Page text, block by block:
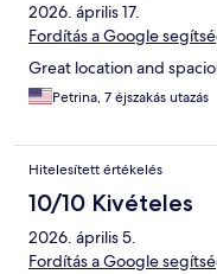
2026. április 17.
Fordítás a Google
Great location and
Petrina, 7 éjszakás utazás
Hitelesített értékelés
10/10 Kivételes
2026. április 5.
Fordítás a Google